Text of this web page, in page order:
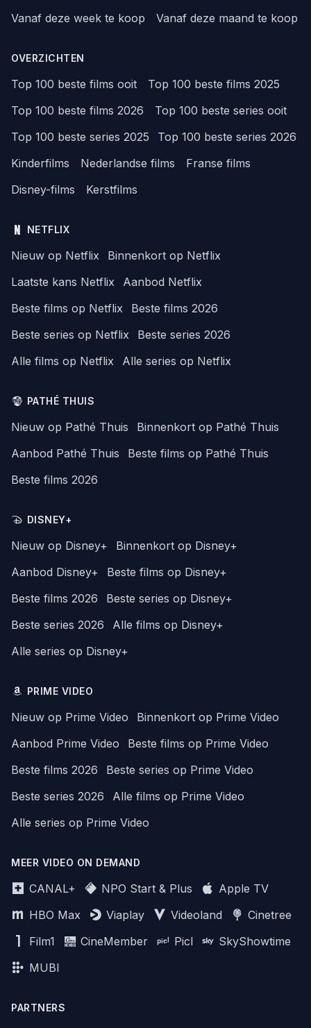
Vanaf deze week te koop
Vanaf deze maand te koop
OVERZICHTEN
Top 100 beste films ooit
Top 100 beste films 2025
Top 100 beste films 2026
Top 100 beste series ooit
Top 100 beste series 2025
Top 100 beste series 2026
Kinderfilms
Nederlandse films
Franse films
Disney-films
Kerstfilms
NETFLIX
Nieuw op Netflix
Binnenkort op Netflix
Laatste kans Netflix
Aanbod Netflix
Beste films op Netflix
Beste films 2026
Beste series op Netflix
Beste series 2026
Alle films op Netflix
Alle series op Netflix
PATHÉ THUIS
Nieuw op Pathé Thuis
Binnenkort op Pathé Thuis
Aanbod Pathé Thuis
Beste films op Pathé Thuis
Beste films 2026
DISNEY+
Nieuw op Disney+
Binnenkort op Disney+
Aanbod Disney+
Beste films op Disney+
Beste films 2026
Beste series op Disney+
Beste series 2026
Alle films op Disney+
Alle series op Disney+
PRIME VIDEO
Nieuw op Prime Video
Binnenkort op Prime Video
Aanbod Prime Video
Beste films op Prime Video
Beste films 2026
Beste series op Prime Video
Beste series 2026
Alle films op Prime Video
Alle series op Prime Video
MEER VIDEO ON DEMAND
CANAL+ NPO Start & Plus
Apple TV
HBO Max
Viaplay Videoland
Cinetree
Film1
CineMember Picl
SkyShowtime
MUBI
PARTNERS